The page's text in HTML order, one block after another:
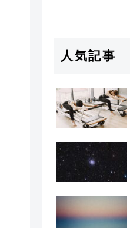
人気記事